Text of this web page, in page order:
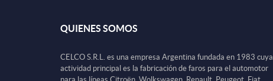
QUIENES SOMOS
CELCO S.R.L. es una empresa Argentina fundada en 1983 cuya
actividad principal es la fabricación de faros para el automotor